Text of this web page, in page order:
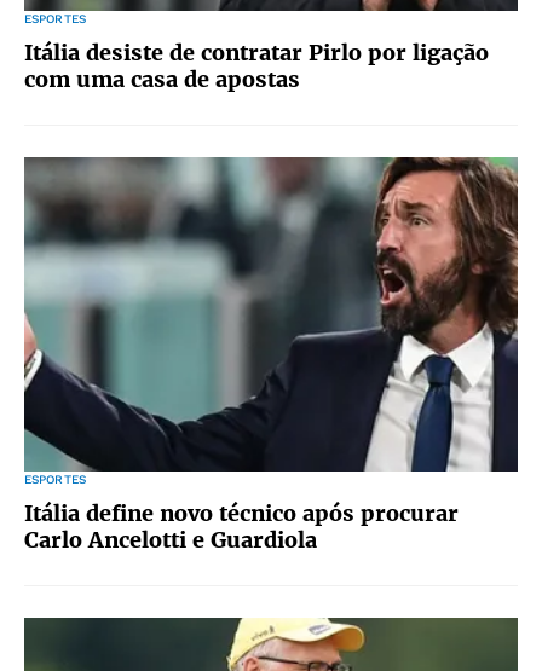
ESPORTES
Itália desiste de contratar Pirlo por ligação
com uma casa de apostas
ESPORTES
Itália define novo técnico após procurar
Carlo Ancelotti e Guardiola